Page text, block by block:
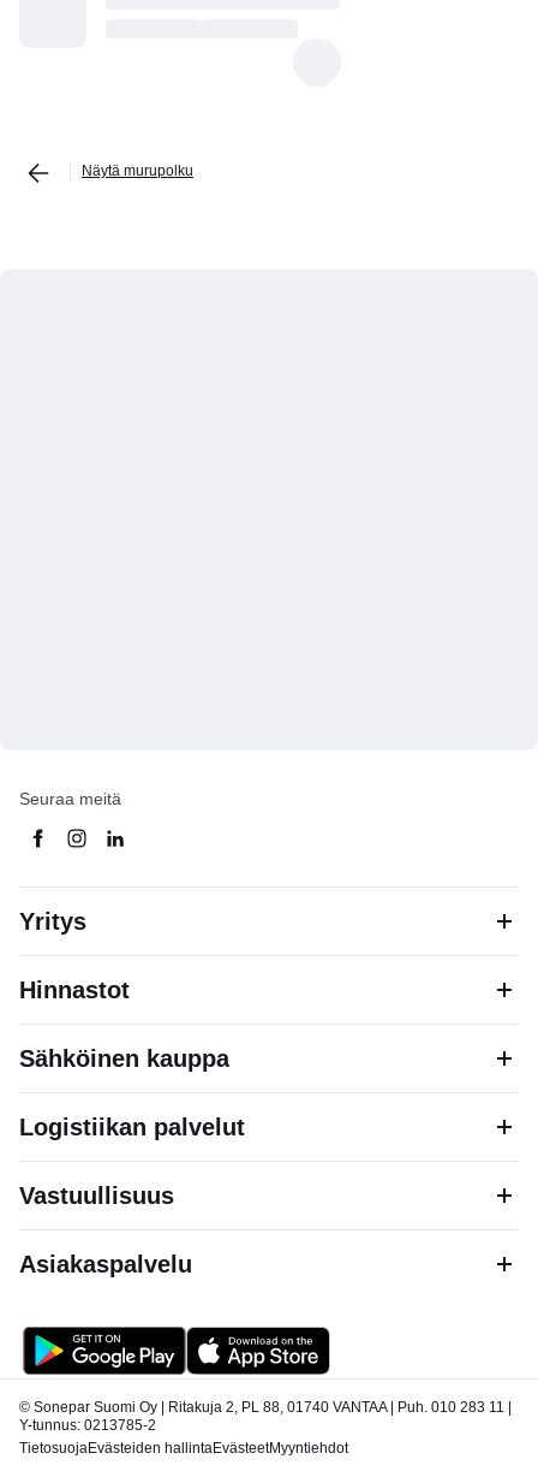
Näytä murupolku
Seuraa meitä
Yritys
Hinnastot
Sähköinen kauppa
Logistiikan palvelut
Vastuullisuus
Asiakaspalvelu
© Sonepar Suomi Oy | Ritakuja 2, PL 88, 01740 VANTAA | Puh. 010 283 11 |
Y-tunnus: 0213785-2
TietosuojaEvästeiden hallintaEvästeetMyyntiehdot